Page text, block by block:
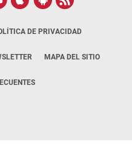
DE PRIVACIDAD
MAPA DEL SITIO